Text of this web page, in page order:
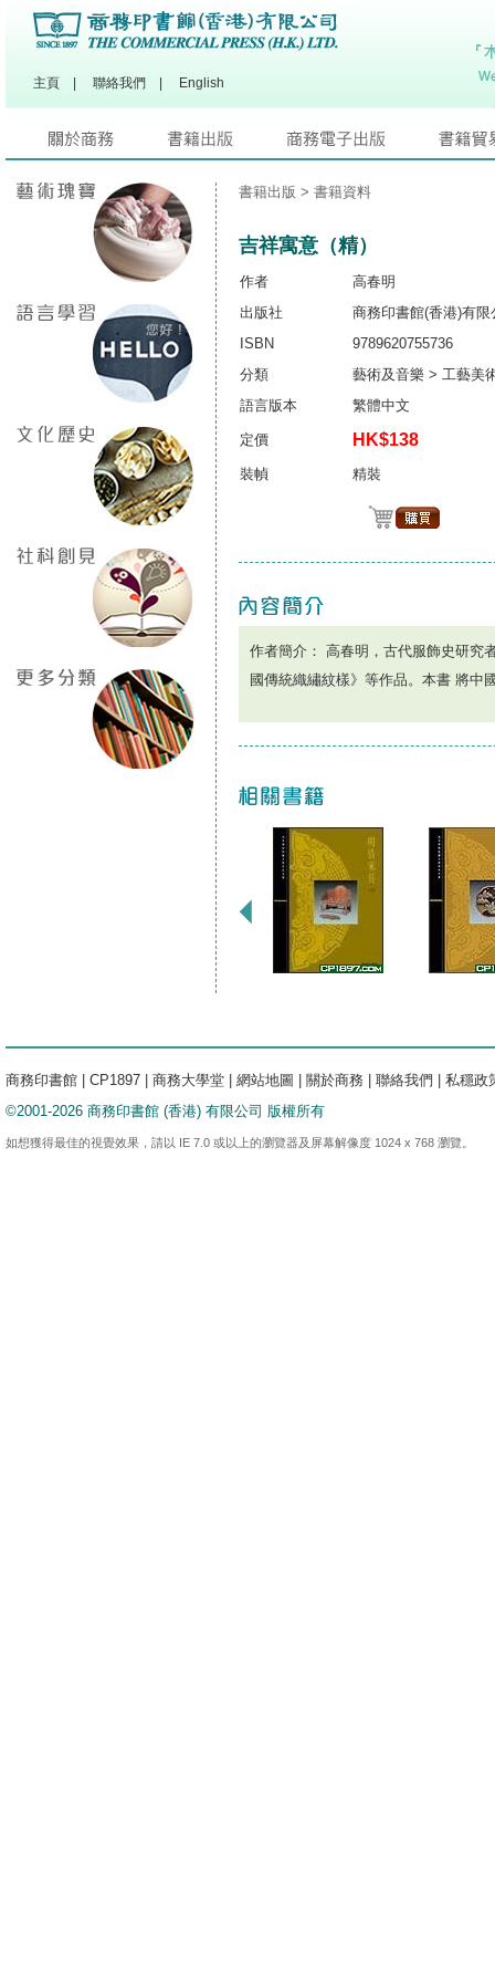
主頁 聯絡我們 English
書籍出版 > 書籍資料
吉祥寓意（精）
作者
高春明
出版社
商務印書館(香港)有限
ISBN
9789620755736
分類
藝術及音樂 > 工藝美
語言版本
繁體中文
定價 HK$138
裝幀 精裝
作者簡介： 高春明，古代服飾史研
國傳統織繡紋樣》等作品。本書 將中
商務印書館 CP1897 商務大學堂 網站地圖 關於商務 聯絡我們
私穩政
©2001-2026 商務印書館 (香港) 有限公司 版權所有
如想獲得最佳的視覺效果，請以 IE 7.0 或以上的瀏覽器及屏幕解像度 1024 x 768 瀏覽。